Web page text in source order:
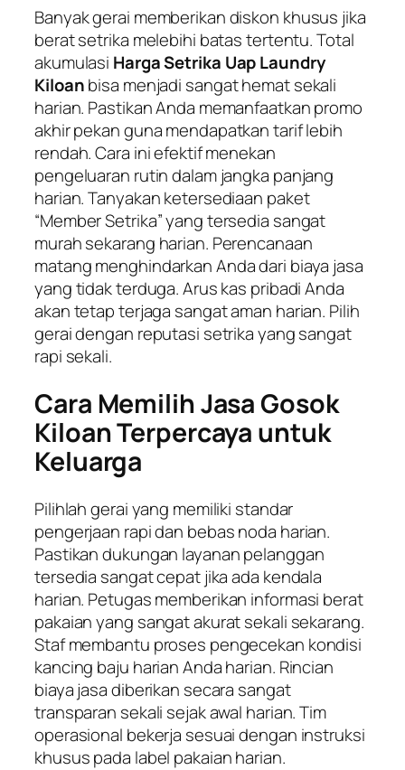
Banyak gerai memberikan diskon khusus jika
berat setrika melebihi batas tertentu. Total
akumulasi Harga Setrika Uap Laundry
Kiloanbisa menjadi sangat hemat sekali
harian. Pastikan Anda memanfaatkan promo
akhir pekan guna mendapatkan tarif lebih
rendah. Cara ini efektif menekan
pengeluaran rutin dalam jangka panjang
harian. Tanyakan ketersediaan paket
“Member Setrika” yang tersedia sangat
murah sekarang harian. Perencanaan
matang menghindarkan Anda dari biaya jasa
yang tidak terduga. Arus kas pribadi Anda
akan tetap terjaga sangat aman harian. Pilih
gerai dengan reputasi setrika yang sangat
rapi sekali.
Cara Memilih Jasa Gosok
Kiloan Terpercaya untuk
Keluarga
Pilihlah gerai yang memiliki standar
pengerjaan rapi dan bebas noda harian.
Pastikan dukungan layanan pelanggan
tersedia sangat cepat jika ada kendala
harian. Petugas memberikan informasi berat
pakaian yang sangat akurat sekali sekarang.
Staf membantu proses pengecekan kondisi
kancing baju harian Anda harian. Rincian
biaya jasa diberikan secara sangat
transparan sekali sejak awal harian. Tim
operasional bekerja sesuai dengan instruksi
khusus pada label pakaian harian.